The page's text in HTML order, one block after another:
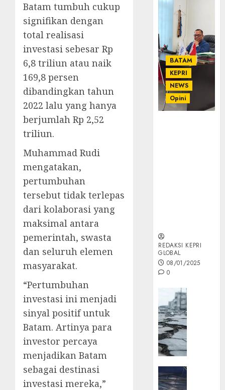
Batam tumbuh cukup
signifikan dengan
total realisasi
investasi sebesar Rp
6,8 triliun atau naik
169,8 persen
dibandingkan tahun
2022 lalu yang hanya
berjumlah Rp 2,52
triliun.
Muhammad Rudi
mengatakan,
pertumbuhan
tersebut tidak terlepas
dari kolaborasi yang
maksimal antara
pemerintah, swasta
dan seluruh elemen
masyarakat.
“Pertumbuhan
investasi ini menjadi
sinyal positif untuk
Batam. Artinya para
investor percaya
menjadikan Batam
sebagai destinasi
investasi mereka,”
BATAM
KEPRI
NEWS
Opini
REDAKSI KEPRI
GLOBAL
08/01/2025
0